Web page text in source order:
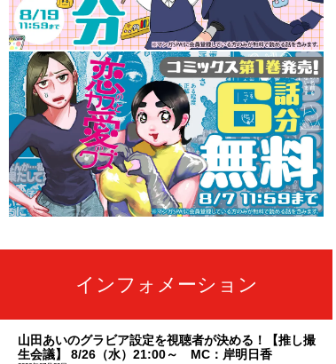
インフォメーション
山田あいのグラビア設定を視聴者が決める！【推し撮
生会議】 8/26（水）21:00～ MC：岸明日香